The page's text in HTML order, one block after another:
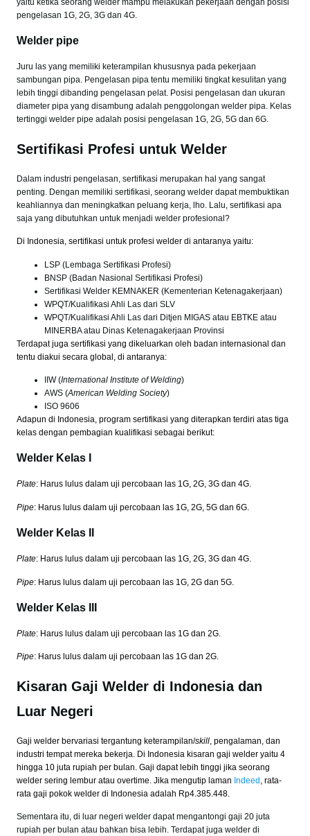
yaitu ketika seorang welder mampu melakukan pekerjaan dengan posisi
pengelasan 1G, 2G, 3G dan 4G.
Welder pipe
Juru las yang memiliki keterampilan khususnya pada pekerjaan
sambungan pipa. Pengelasan pipa tentu memiliki tingkat kesulitan yang
lebih tinggi dibanding pengelasan pelat. Posisi pengelasan dan ukuran
diameter pipa yang disambung adalah penggolongan welder pipa. Kelas
tertinggi welder pipe adalah posisi pengelasan 1G, 2G, 5G dan 6G.
Sertifikasi Profesi untuk Welder
Dalam industri pengelasan, sertifikasi merupakan hal yang sangat
penting. Dengan memiliki sertifikasi, seorang welder dapat membuktikan
keahliannya dan meningkatkan peluang kerja, lho. Lalu, sertifikasi apa
saja yang dibutuhkan untuk menjadi welder profesional?
Di Indonesia, sertifikasi untuk profesi welder di antaranya yaitu:
LSP (Lembaga Sertifikasi Profesi)
BNSP (Badan Nasional Sertifikasi Profesi)
Sertifikasi Welder KEMNAKER (Kementerian Ketenagakerjaan)
WPQT/Kualifikasi Ahli Las dari SLV
WPQT/Kualifikasi Ahli Las dari Ditjen MIGAS atau EBTKE atau
MINERBA atau Dinas Ketenagakerjaan Provinsi
Terdapat juga sertifikasi yang dikeluarkan oleh badan internasional dan
tentu diakui secara global, di antaranya:
IIW (International Institute of Welding)
AWS (American Welding Society)
ISO 9606
Adapun di Indonesia, program sertifikasi yang diterapkan terdiri atas tiga
kelas dengan pembagian kualifikasi sebagai berikut:
Welder Kelas I
Plate: Harus lulus dalam uji percobaan las 1G, 2G, 3G dan 4G.
Pipe: Harus lulus dalam uji percobaan las 1G, 2G, 5G dan 6G.
Welder Kelas II
Plate: Harus lulus dalam uji percobaan las 1G, 2G, 3G dan 4G.
Pipe: Harus lulus dalam uji percobaan las 1G, 2G dan 5G.
Welder Kelas III
Plate: Harus lulus dalam uji percobaan las 1G dan 2G.
Pipe: Harus lulus dalam uji percobaan las 1G dan 2G.
Kisaran Gaji Welder di Indonesia dan
Luar Negeri
Gaji welder bervariasi tergantung keterampilan/skill , pengalaman, dan
industri tempat mereka bekerja. Di Indonesia kisaran gaji welder yaitu 4
hingga 10 juta rupiah per bulan. Gaji dapat lebih tinggi jika seorang
welder sering lembur atau overtime. Jika mengutip laman Indeed , rata-
rata gaji pokok welder di Indonesia adalah Rp4.385.448.
Sementara itu, di luar negeri welder dapat mengantongi gaji 20 juta
rupiah per bulan atau bahkan bisa lebih. Terdapat juga welder di